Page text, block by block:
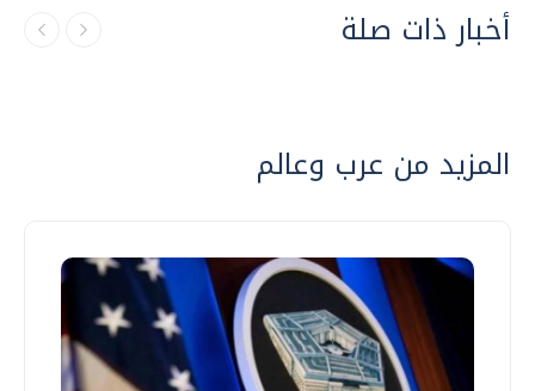
أخبار ذات صلة
المزيد من عرب وعالم